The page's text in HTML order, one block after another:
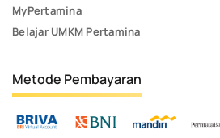
MyPertamina
Belajar UMKM Pertamina
Metode Pembayaran